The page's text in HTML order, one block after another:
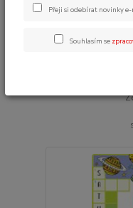
Přeji si odebírat novinky
Souhlasím se